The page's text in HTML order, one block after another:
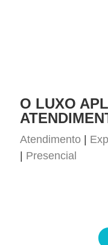
O LUXO
Atendimento
Presencial